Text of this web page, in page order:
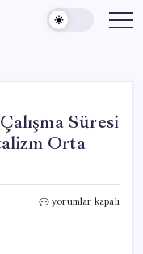
Süresi
Orta
Ev
yorumlar kapalı